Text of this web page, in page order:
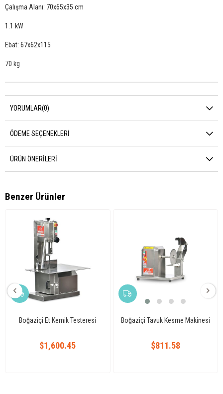
Çalışma Alanı: 70x65x35 cm
1.1 kW
Ebat: 67x62x115
70 kg
YORUMLAR(0)
ÖDEME SEÇENEKLERI
ÜRÜN ÖNERILERI
Benzer Ürünler
Boğaziçi Et Kemik Testeresi
$1,600.45
Boğaziçi Tavuk Kesme Makinesi
$811.58